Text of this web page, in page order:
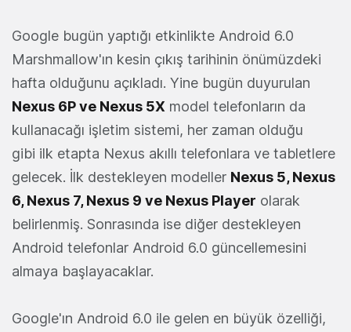
Google bugün yaptığı etkinlikte Android 6.0
Marshmallow'ın kesin çıkış tarihinin önümüzdeki
hafta olduğunu açıkladı. Yine bugün duyurulan
Nexus 6P ve Nexus 5X model telefonların da
kullanacağı işletim sistemi, her zaman olduğu
gibi ilk etapta Nexus akıllı telefonlara ve tabletlere
gelecek. İlk destekleyen modeller Nexus 5, Nexus
6, Nexus 7, Nexus 9 ve Nexus Player olarak
belirlenmiş. Sonrasında ise diğer destekleyen
Android telefonlar Android 6.0 güncellemesini
almaya başlayacaklar.
Google'ın Android 6.0 ile gelen en büyük özelliği,